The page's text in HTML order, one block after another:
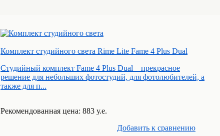
Комплект студийного света Rime Lite Fame 4 Plus Dual
Студийный комплект Fame 4 Plus Dual – прекрасное
решение для небольших фотостудий, для фотолюбителей, а
также для п...
Рекомендованная цена: 883 у.е.
Добавить к cравнению